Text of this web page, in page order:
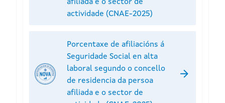
afiliada e o sector de
actividade (CNAE-2025)
Porcentaxe de afiliacións á
Seguridade Social en alta
laboral segundo o concello
de residencia da persoa
afiliada e o sector de